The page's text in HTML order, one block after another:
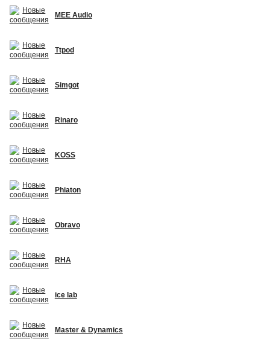
MEE Audio
Ttpod
Simgot
Rinaro
KOSS
Phiaton
Obravo
RHA
ice lab
Master & Dynamics